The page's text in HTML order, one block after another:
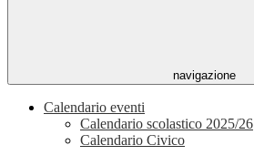
navigazione
Calendario eventi
Calendario scolastico 2025/26
Calendario Civico